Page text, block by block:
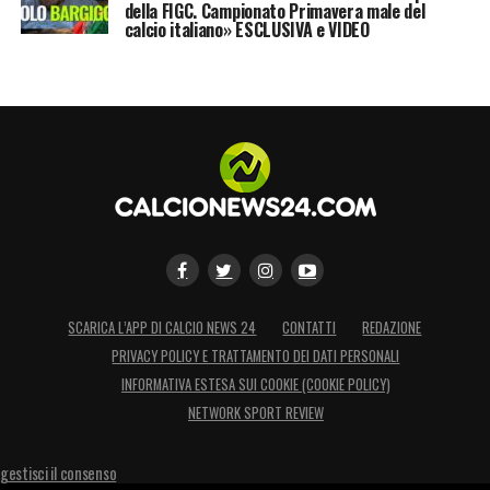
della FIGC. Campionato Primavera male del
calcio italiano» ESCLUSIVA e VIDEO
SCARICA L’APP DI CALCIO NEWS 24 CONTATTI
REDAZIONE
PRIVACY POLICY E TRATTAMENTO DEI DATI PERSONALI
INFORMATIVA ESTESA SUI COOKIE (COOKIE POLICY)
NETWORK SPORT REVIEW
gestisci il consenso